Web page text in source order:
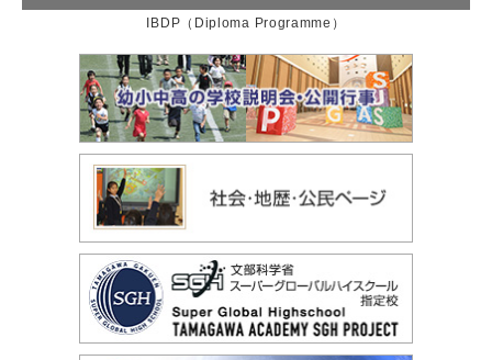
IBDP（Diploma Programme）